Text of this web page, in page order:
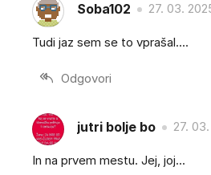
Soba102 27. 03.
Tudi jaz sem se to vprašal....
Odgovori
jutri bolje bo 27.
In na prvem mestu. Jej, joj...